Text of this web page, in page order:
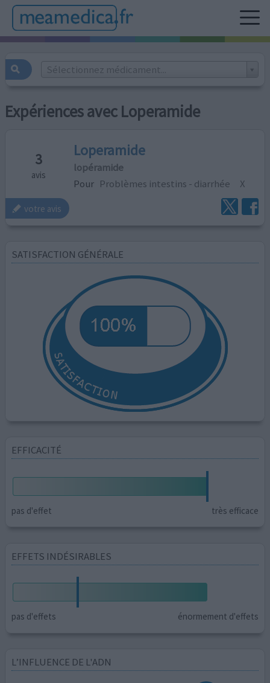
Sélectionnez médicament...
Expériences avec Loperamide
3
avis
Loperamide
lopéramide
Pour Problèmes intestins - diarrhée X
votre avis
SATISFACTION GÉNÉRALE
EFFICACITÉ
pas d'effet très efficace
EFFETS INDÉSIRABLES
pas d'effets énormement d'effets
L’INFLUENCE DE L'ADN